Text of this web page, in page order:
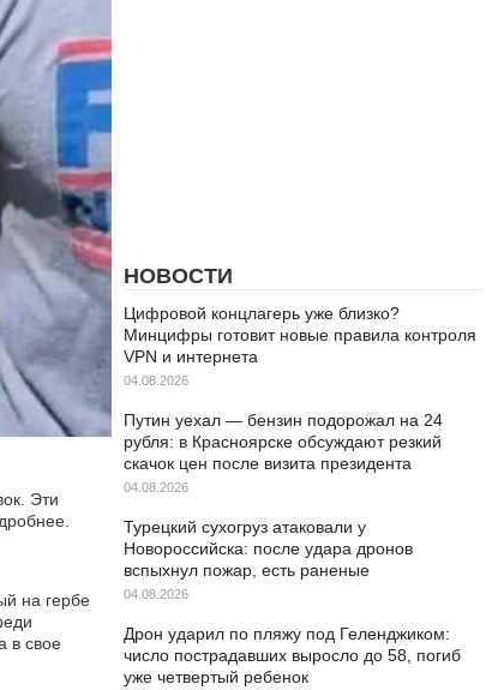
Эти
на гербе
в свое
НОВОСТИ
Цифровой концлагерь уже близко?
Минцифры готовит новые правила контроля
VPN и интернета
04.08.2026
Путин уехал — бензин подорожал на 24
рубля: в Красноярске обсуждают резкий
скачок цен после визита президента
04.08.2026
Турецкий сухогруз атаковали у
Новороссийска: после удара дронов
вспыхнул пожар, есть раненые
04.08.2026
Дрон ударил по пляжу под Геленджиком:
число пострадавших выросло до 58, погиб
уже четвертый ребенок